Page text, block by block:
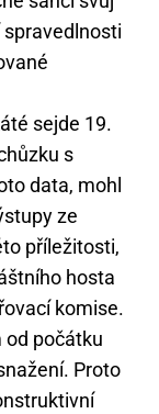
sejde 19.
s
data, mohl
ze
příležitosti,
hosta
komise.
od počátku
Proto